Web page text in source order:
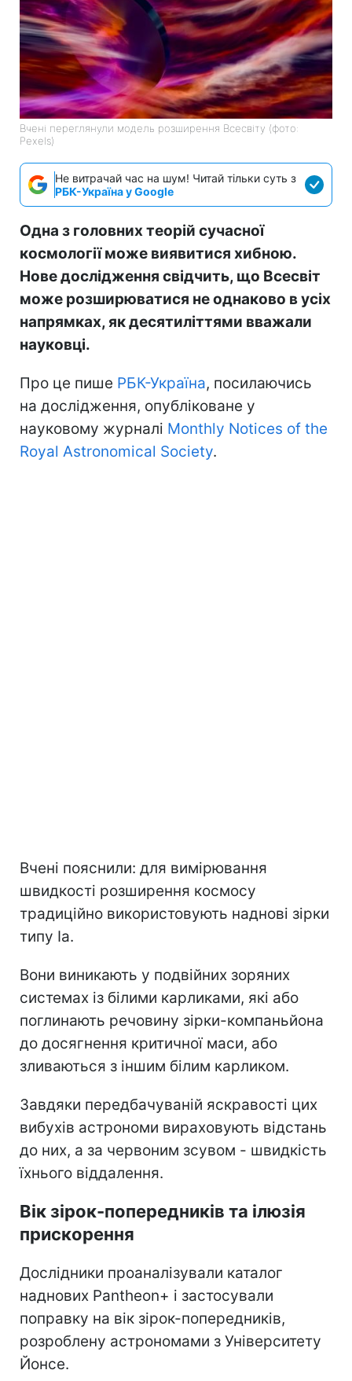
Вчені переглянули модель розширення Всесвіту (фото:
Pexels)
Не витрачай час на шум! Читай тільки суть з
РБК-Україна у Google
Одна з головних теорій сучасної
космології може виявитися хибною.
Нове дослідження свідчить, що Всесвіт
може розширюватися не однаково в усіх
напрямках, як десятиліттями вважали
науковці.
Про це пише РБК-Україна, посилаючись
на дослідження, опубліковане у
науковому журналі Monthly Notices of the
Royal Astronomical Society.
Вчені пояснили: для вимірювання
швидкості розширення космосу
традиційно використовують наднові зірки
типу Ia.
Вони виникають у подвійних зоряних
системах із білими карликами, які або
поглинають речовину зірки-компаньйона
до досягнення критичної маси, або
зливаються з іншим білим карликом.
Завдяки передбачуваній яскравості цих
вибухів астрономи вираховують відстань
до них, а за червоним зсувом - швидкість
їхнього віддалення.
Вік зірок-попередників та ілюзія
прискорення
Дослідники проаналізували каталог
наднових Pantheon+ і застосували
поправку на вік зірок-попередників,
розроблену астрономами з Університету
Йонсе.